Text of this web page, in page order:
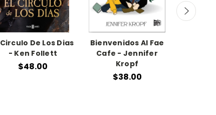
Circulo De Los Dias
- Ken Follett
$48.00
Bienvenidos Al Fae
Cafe - Jennifer
Kropf
$38.00